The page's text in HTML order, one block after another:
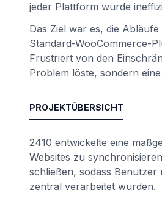
jeder Plattform wurde
Das Ziel war es, die
Standard-WooCommerce-
Frustriert von den
Problem löste, sondern
PROJEKTÜBERSICHT
2410 entwickelte eine
Websites zu
schließen, sodass
zentral verarbeitet wurden.